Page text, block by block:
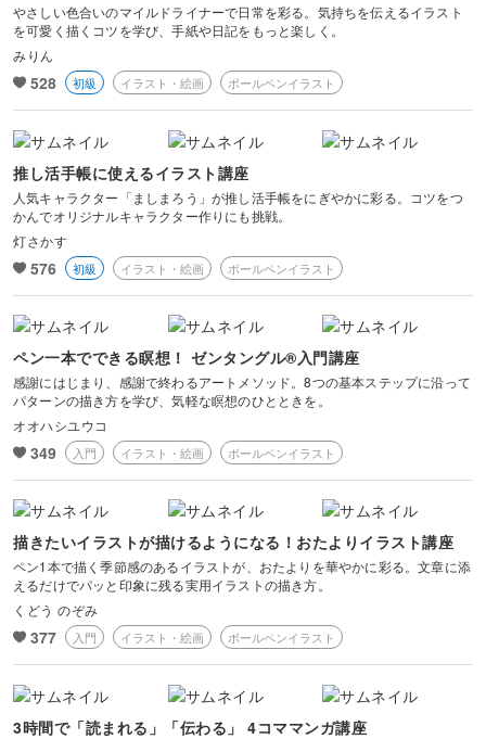
やさしい色合いのマイルドライナーで日常を彩る。気持ちを伝えるイラスト
を可愛く描くコツを学び、手紙や日記をもっと楽しく。
みりん
528 初級 イラスト・絵画 ボールペンイラスト
推し活手帳に使えるイラスト講座
人気キャラクター「ましまろう」が推し活手帳をにぎやかに彩る。コツをつ
かんでオリジナルキャラクター作りにも挑戦。
灯さかす
576 初級 イラスト・絵画 ボールペンイラスト
ペン一本でできる瞑想！ ゼンタングル®入門講座
感謝にはじまり、感謝で終わるアートメソッド。8つの基本ステップに沿って
パターンの描き方を学び、気軽な瞑想のひとときを。
オオハシユウコ
349 入門 イラスト・絵画 ボールペンイラスト
描きたいイラストが描けるようになる！おたよりイラスト講座
ペン1本で描く季節感のあるイラストが、おたよりを華やかに彩る。文章に添
えるだけでパッと印象に残る実用イラストの描き方。
くどう のぞみ
377 入門 イラスト・絵画 ボールペンイラスト
3時間で「読まれる」「伝わる」 4コママンガ講座